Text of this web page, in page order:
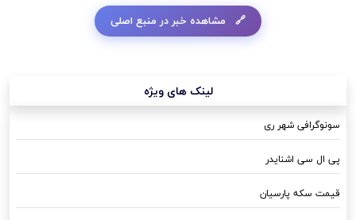
مشاهده خبر در منبع اصلی
لینک های ویژه
سونوگرافی شهر ری
پی ال سی اشنایدر
قیمت سکه پارسیان